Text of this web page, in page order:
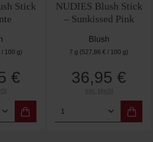
Stick
100 g)
Preis:
€
Gib den
NUDIES Blush Stick
– Sunkissed Pink
Blush
7 g (527,86 € / 100 g)
Regulärer Preis:
36,95 €
Inkl. MwSt
Produkt Anzahl: